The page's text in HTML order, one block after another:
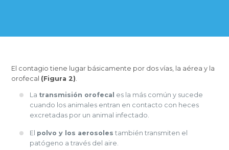
El contagio tiene lugar básicamente por dos vías, la aérea y la
orofecal (Figura 2)
La transmisión orofecal es la más común y sucede
cuando los animales entran en contacto con heces
excretadas por un animal infectado.
El polvo y los aerosoles también transmiten el
patógeno a través del aire.